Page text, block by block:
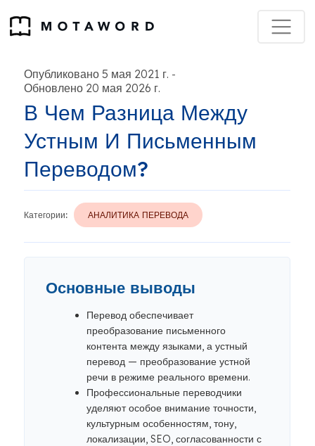
Опубликовано 5 мая 2021 г. -
Обновлено 20 мая 2026 г.
В Чем Разница Между
Устным И Письменным
Переводом?
Категории: АНАЛИТИКА ПЕРЕВОДА
Основные выводы
Перевод обеспечивает
преобразование письменного
контента между языками, а устный
перевод — преобразование устной
речи в режиме реального времени.
Профессиональные переводчики
уделяют особое внимание точности,
культурным особенностям, тону,
локализации, SEO, согласованности с